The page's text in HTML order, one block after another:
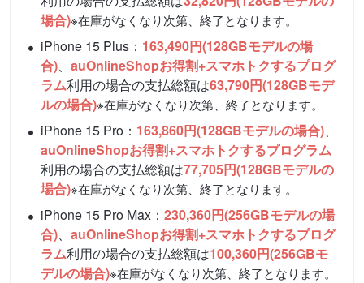
場合)※在庫がなくなり次第、終了となります。
iPhone 15 Plus： 163,490円(128GBモデルの場
合)、 auOnlineShopお得割+スマホトクするプログ
ラム利用の場合の支払総額は63,790円(128GBモデ
ルの場合)※在庫がなくなり次第、終了となります。
iPhone 15 Pro： 163,860円(128GBモデルの場合)、
auOnlineShopお得割+スマホトクするプログラム
利用の場合の支払総額は77,705円(128GBモデルの
場合)※在庫がなくなり次第、終了となります。
iPhone 15 Pro Max： 230,360円(256GBモデルの場
合)、 auOnlineShopお得割+スマホトクするプログ
ラム利用の場合の支払総額は100,360円(256GBモ
デルの場合)※在庫がなくなり次第、終了となります。